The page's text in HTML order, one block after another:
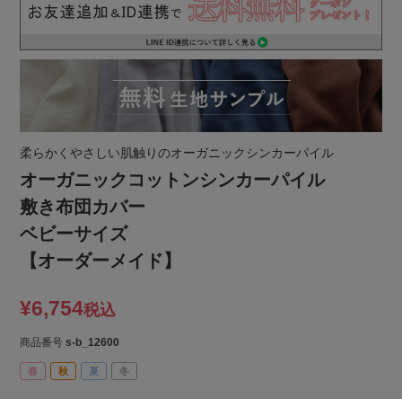
柔らかくやさしい肌触りのオーガニックシンカーパイル
オーガニックコットンシンカーパイル
敷き布団カバー
ベビーサイズ
【オーダーメイド】
¥6,754税込
商品番号 s-b_12600
春 秋 夏 冬